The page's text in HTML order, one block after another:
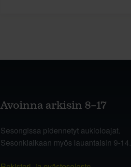
Avoinna arkisin 8–17
Sesongissa pidennetyt aukioloajat.
Sesonkiaikaan myös lauantaisin 9-14.